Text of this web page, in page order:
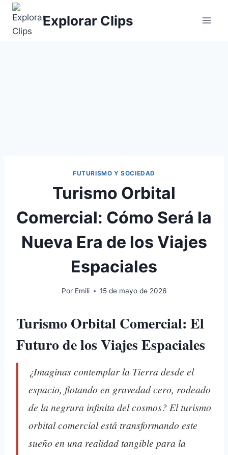
Saltar
contenido
Explorar Clips
FUTURISMO Y SOCIEDAD
Turismo Orbital
Comercial: Cómo Será la
Nueva Era de los Viajes
Espaciales
Por Emili 15 de mayo de 2026
Turismo Orbital Comercial: El
Futuro de los Viajes Espaciales
¿Imaginas contemplar la Tierra desde el
espacio, flotando en gravedad cero, rodeado
de la negrura infinita del cosmos? El turismo
orbital comercial está transformando este
sueño en una realidad tangible para la